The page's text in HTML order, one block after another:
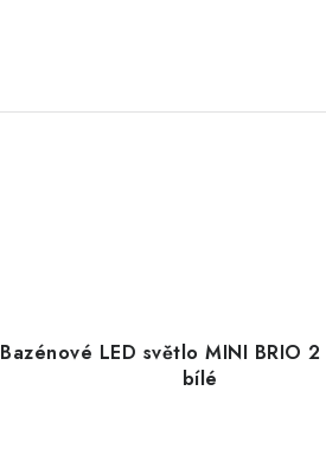
Bazénové LED světlo MINI BRIO
bílé